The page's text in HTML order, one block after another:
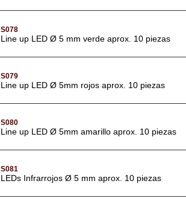
S078
Line up LED Ø 5 mm verde aprox. 10 piezas
S079
Line up LED Ø 5mm rojos aprox. 10 piezas
S080
Line up LED Ø 5mm amarillo aprox. 10 piezas
S081
LEDs Infrarrojos Ø 5 mm aprox. 10 piezas